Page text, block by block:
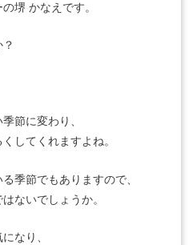
堺 かなえです。
節に変わり、
してくれますよね。
季節でもありますので、
ないでしょうか。
なり、